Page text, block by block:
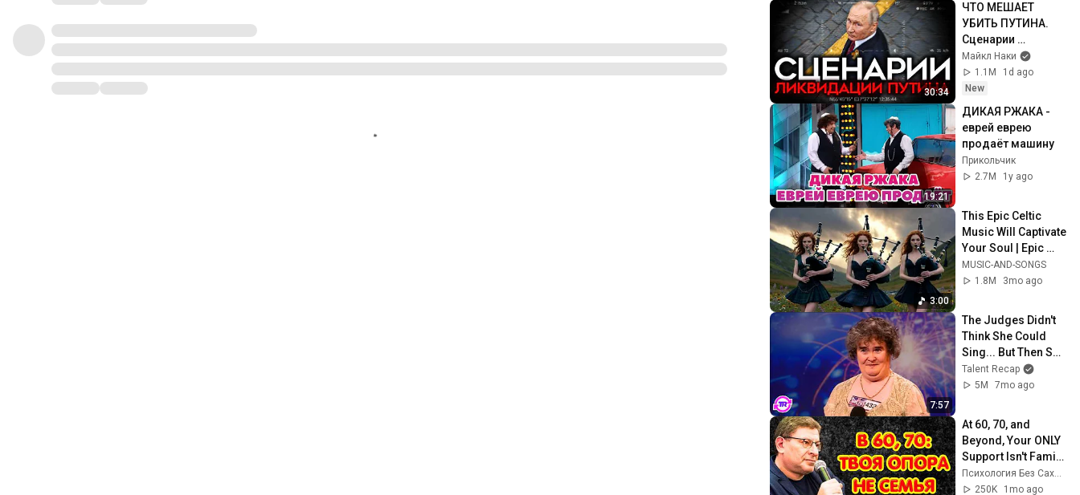
30:34
ЧТО МЕШАЕТ
УБИТЬ ПУТИНА.
Сценарии
ликвидации
диктатора
Майкл Наки
1.1M
1d ago
New
19:21
ДИКАЯ РЖАКА -
еврей еврею
продаёт машину
Прикольчик
2.7M
1y ago
3:00
This Epic Celtic
Music Will Captivate
Your Soul | Epic
Celtic Music
MUSIC-AND-SONGS
1.8M
3mo ago
7:57
The Judges Didn't
Think She Could
Sing... But Then She
Opened Her Mouth!
Talent Recap
5M
7mo ago
At 60, 70, and
Beyond, Your ONLY
Support Isn't Family,
But These 10 Pillars
| Mikhail Labkovsky
Психология Без Сахара
250K
1mo ago